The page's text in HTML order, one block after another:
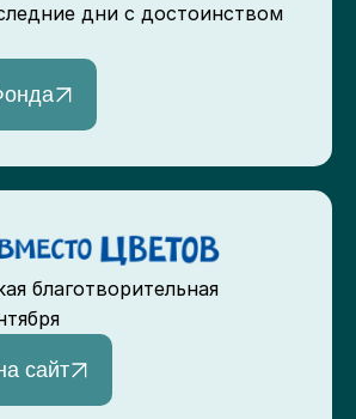
дни с достоинством
благотворительная
сайт